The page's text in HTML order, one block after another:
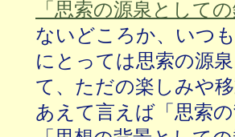
「思索の源泉として
ないどころか、いつ
にとっては思索の源
て、ただの楽しみや
あえて言えば「思索